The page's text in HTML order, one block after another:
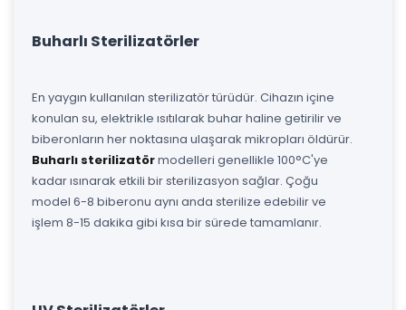
Buharlı Sterilizatörler
En yaygın kullanılan sterilizatör türüdür. Cihazın içine
konulan su, elektrikle ısıtılarak buhar haline getirilir ve
biberonların her noktasına ulaşarak mikropları öldürür.
Buharlı sterilizatörmodelleri genellikle 100°C'ye
kadar ısınarak etkili bir sterilizasyon sağlar. Çoğu
model 6-8 biberonu aynı anda sterilize edebilir ve
işlem 8-15 dakika gibi kısa bir sürede tamamlanır.